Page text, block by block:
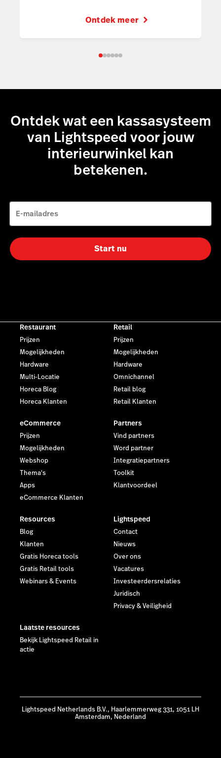
Ontdek meer
Ontdek wat een kassasysteem
van Lightspeed voor jouw
interieurwinkel kan
betekenen.
E-mailadres
Start nu
Restaurant
Prijzen
Mogelijkheden
Hardware
Multi-Locatie
Horeca Blog
Horeca Klanten
Retail
Prijzen
Mogelijkheden
Hardware
Omnichannel
Retail blog
Retail Klanten
eCommerce
Prijzen
Mogelijkheden
Webshop
Thema's
Apps
eCommerce Klanten
Partners
Vind partners
Word partner
Integratiepartners
Toolkit
Klantvoordeel
Resources
Blog
Klanten
Gratis Horeca tools
Gratis Retail tools
Webinars & Events
Lightspeed
Contact
Nieuws
Over ons
Vacatures
Investeerdersrelaties
Juridisch
Privacy & Veiligheid
Laatste resources
Bekijk Lightspeed Retail in
actie
Lightspeed Netherlands B.V., Haarlemmerweg 331, 1051 LH
Amsterdam, Nederland